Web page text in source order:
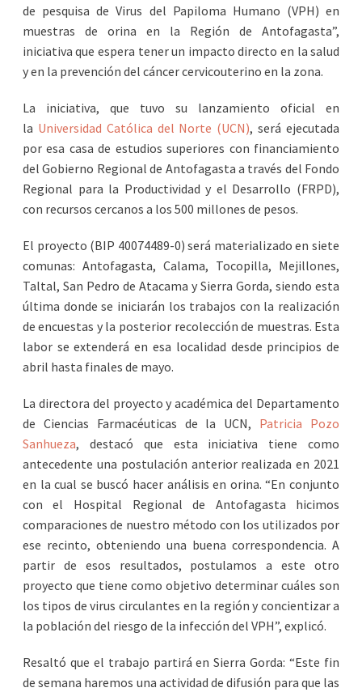
de pesquisa de Virus del Papiloma Humano (VPH) en
muestras de orina en la Región de Antofagasta”,
iniciativa que espera tener un impacto directo en la salud
y en la prevención del cáncer cervicouterino en la zona.
La iniciativa, que tuvo su lanzamiento oficial en
la Universidad Católica del Norte (UCN), será ejecutada
por esa casa de estudios superiores con financiamiento
del Gobierno Regional de Antofagasta a través del Fondo
Regional para la Productividad y el Desarrollo (FRPD),
con recursos cercanos a los 500 millones de pesos.
El proyecto (BIP 40074489-0) será materializado en siete
comunas: Antofagasta, Calama, Tocopilla, Mejillones,
Taltal, San Pedro de Atacama y Sierra Gorda, siendo esta
última donde se iniciarán los trabajos con la realización
de encuestas y la posterior recolección de muestras. Esta
labor se extenderá en esa localidad desde principios de
abril hasta finales de mayo.
La directora del proyecto y académica del Departamento
de Ciencias Farmacéuticas de la UCN, Patricia Pozo
Sanhueza, destacó que esta iniciativa tiene como
antecedente una postulación anterior realizada en 2021
en la cual se buscó hacer análisis en orina. “En conjunto
con el Hospital Regional de Antofagasta hicimos
comparaciones de nuestro método con los utilizados por
ese recinto, obteniendo una buena correspondencia. A
partir de esos resultados, postulamos a este otro
proyecto que tiene como objetivo determinar cuáles son
los tipos de virus circulantes en la región y concientizar a
la población del riesgo de la infección del VPH”, explicó.
Resaltó que el trabajo partirá en Sierra Gorda: “Este fin
de semana haremos una actividad de difusión para que las